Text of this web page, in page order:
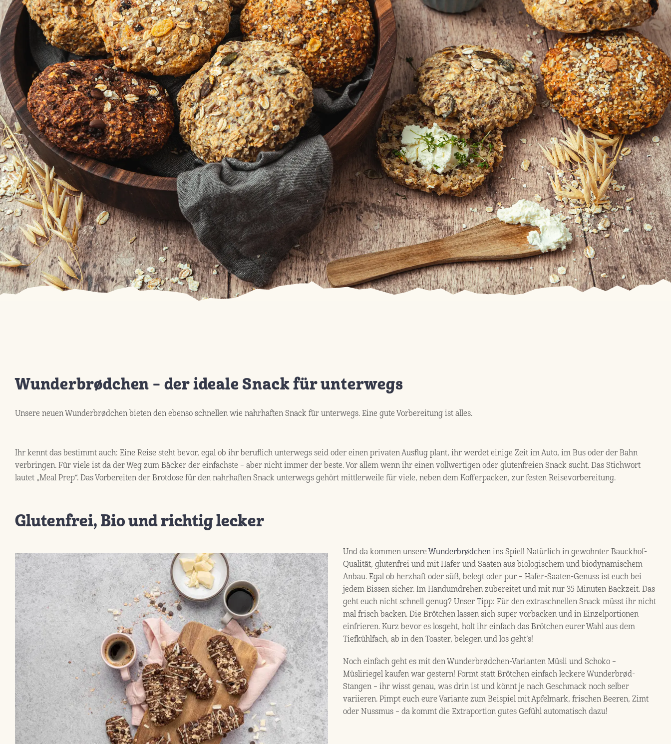
Wunderbrødchen – der ideale Snack für unterwegs
Unsere neuen Wunderbrødchen bieten den ebenso schnellen wie nahrhaften Snack für unterwegs. Eine gute Vorbereitung ist alles.
Ihr kennt das bestimmt auch: Eine Reise steht bevor, egal ob ihr beruflich unterwegs seid oder einen privaten Ausflug plant, ihr werdet einige Zeit im Auto, im Bus oder der Bahn
verbringen. Für viele ist da der Weg zum Bäcker der einfachste – aber nicht immer der beste. Vor allem wenn ihr einen vollwertigen oder glutenfreien Snack sucht. Das Stichwort
lautet „Meal Prep“. Das Vorbereiten der Brotdose für den nahrhaften Snack unterwegs gehört mittlerweile für viele, neben dem Kofferpacken, zur festen Reisevorbereitung.
Glutenfrei, Bio und richtig lecker
Und da kommen unsereWunderbrødchenins Spiel! Natürlich in gewohnter Bauckhof-
Qualität, glutenfrei und mit Hafer und Saaten aus biologischem und biodynamischem
Anbau. Egal ob herzhaft oder süß, belegt oder pur – Hafer-Saaten-Genuss ist euch bei
jedem Bissen sicher. Im Handumdrehen zubereitet und mit nur 35 Minuten Backzeit. Das
geht euch nicht schnell genug? Unser Tipp: Für den extraschnellen Snack müsst ihr nicht
mal frisch backen. Die Brötchen lassen sich super vorbacken und in Einzelportionen
einfrieren. Kurz bevor es losgeht, holt ihr einfach das Brötchen eurer Wahl aus dem
Tiefkühlfach, ab in den Toaster, belegen und los geht’s!
Noch einfach geht es mit den Wunderbrødchen-Varianten Müsli und Schoko –
Müsliriegel kaufen war gestern! Formt statt Brötchen einfach leckere Wunderbrød-
Stangen – ihr wisst genau, was drin ist und könnt je nach Geschmack noch selber
variieren. Pimpt euch eure Variante zum Beispiel mit Apfelmark, frischen Beeren, Zimt
oder Nussmus – da kommt die Extraportion gutes Gefühl automatisch dazu!